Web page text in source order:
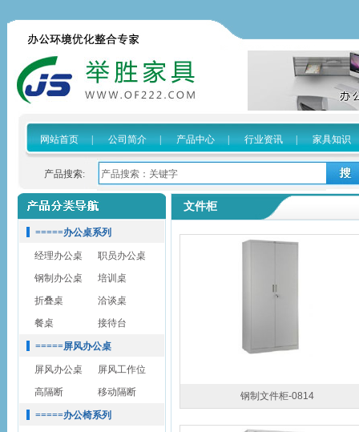
网站首页 公司简介 产品中心 行业资讯 家具知识
产品搜索:
=====办公桌系列
经理办公桌
职员办公桌
钢制办公桌
培训桌
折叠桌
洽谈桌
餐桌
接待台
=====屏风办公桌
屏风办公桌
屏风工作位
高隔断
移动隔断
=====办公椅系列
文件柜
钢制文件柜-0814